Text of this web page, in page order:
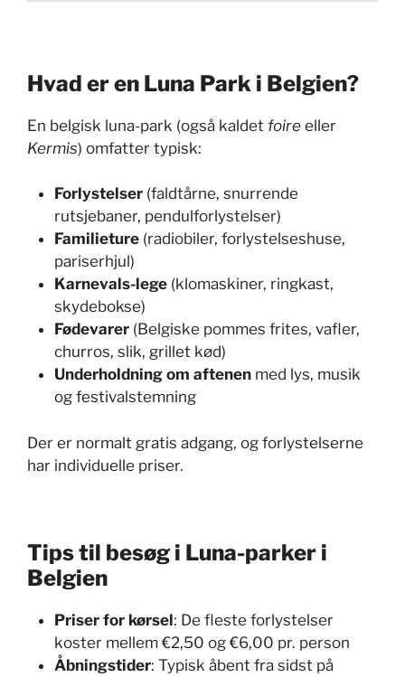
Hvad er en Luna Park i Belgien?
En belgisk luna-park (også kaldet foire eller
Kermis) omfatter typisk:
Forlystelser (faldtårne, snurrende
rutsjebaner, pendulforlystelser)
Familieture (radiobiler, forlystelseshuse,
pariserhjul)
Karnevals-lege (klomaskiner, ringkast,
skydebokse)
Fødevarer (Belgiske pommes frites, vafler,
churros, slik, grillet kød)
Underholdning om aftenen med lys, musik
og festivalstemning
Der er normalt gratis adgang, og forlystelserne
har individuelle priser.
Tips til besøg i Luna-parker i
Belgien
Priser for kørsel: De fleste forlystelser
koster mellem €2,50 og €6,00 pr. person
Åbningstider: Typisk åbent fra sidst på